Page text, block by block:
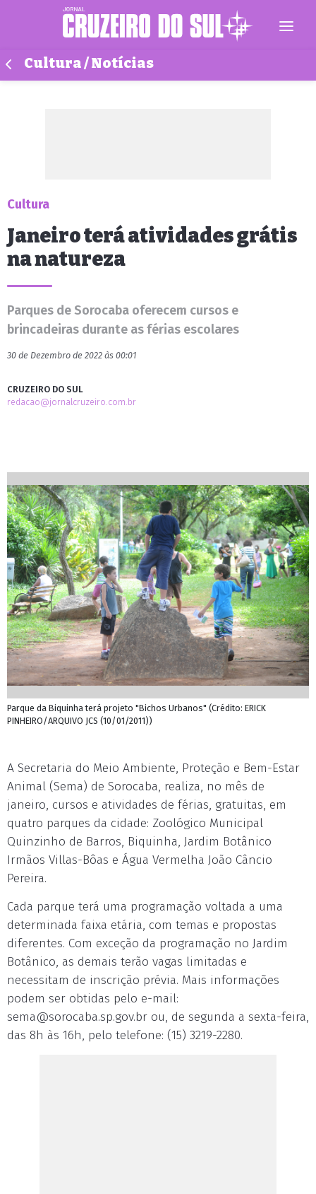
Cultura / Notícias
Cultura
Janeiro terá atividades grátis
na natureza
Parques de Sorocaba oferecem cursos e
brincadeiras durante as férias escolares
30 de Dezembro de 2022 às 00:01
CRUZEIRO DO SUL
redacao@jornalcruzeiro.com.br
Parque da Biquinha terá projeto "Bichos Urbanos" (Crédito: ERICK
PINHEIRO/ARQUIVO JCS (10/01/2011))
A Secretaria do Meio Ambiente, Proteção e Bem-Estar
Animal (Sema) de Sorocaba, realiza, no mês de
janeiro, cursos e atividades de férias, gratuitas, em
quatro parques da cidade: Zoológico Municipal
Quinzinho de Barros, Biquinha, Jardim Botânico
Irmãos Villas-Bôas e Água Vermelha João Câncio
Pereira.
Cada parque terá uma programação voltada a uma
determinada faixa etária, com temas e propostas
diferentes. Com exceção da programação no Jardim
Botânico, as demais terão vagas limitadas e
necessitam de inscrição prévia. Mais informações
podem ser obtidas pelo e-mail:
sema@sorocaba.sp.gov.br ou, de segunda a sexta-feira,
das 8h às 16h, pelo telefone: (15) 3219-2280.